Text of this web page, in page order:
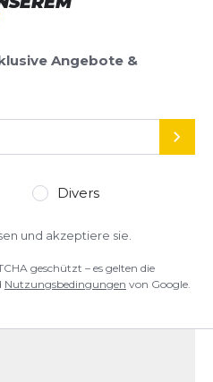
Außerdem
des Schuhs und
Strapazierfähigkeit. Das
in Kombination mit
für die Straße.
geschützt – es gelten die
Angebote &
Divers
und akzeptiere sie.
geschützt – es gelten die
Nutzungsbedingungen von Google.